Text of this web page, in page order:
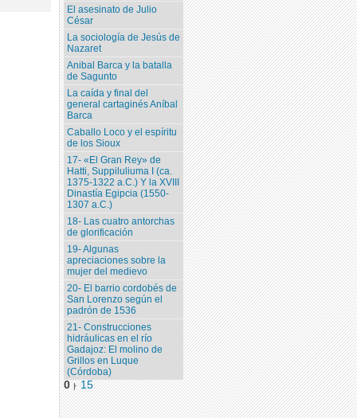
El asesinato de Julio
César
La sociología de Jesús de
Nazaret
Anibal Barca y la batalla
de Sagunto
La caída y final del
general cartaginés Aníbal
Barca
Caballo Loco y el espíritu
de los Sioux
17- «El Gran Rey» de
Hatti, Suppiluliuma I (ca.
1375-1322 a.C.) Y la XVIII
Dinastía Egipcia (1550-
1307 a.C.)
18- Las cuatro antorchas
de glorificación
19- Algunas
apreciaciones sobre la
mujer del medievo
20- El barrio cordobés de
San Lorenzo según el
padrón de 1536
21- Construcciones
hidráulicas en el río
Gadajoz: El molino de
Grillos en Luque
(Córdoba)
0 | 15